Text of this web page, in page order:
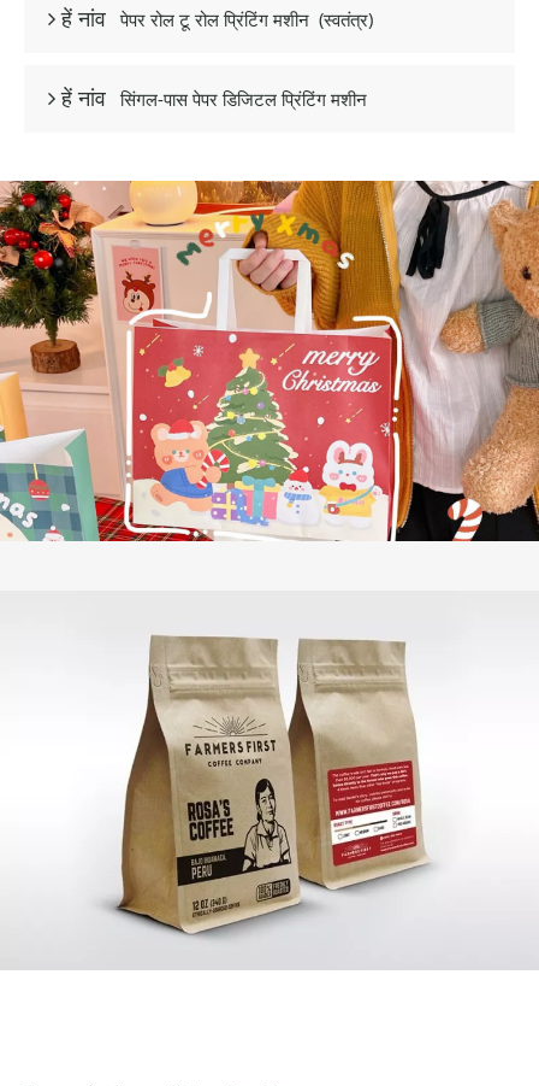
 हें नांव पेपर रोल टू रोल प्रिंटिंग मशीन (स्वतंत्र)
 हें नांव सिंगल-पास पेपर डिजिटल प्रिंटिंग मशीन